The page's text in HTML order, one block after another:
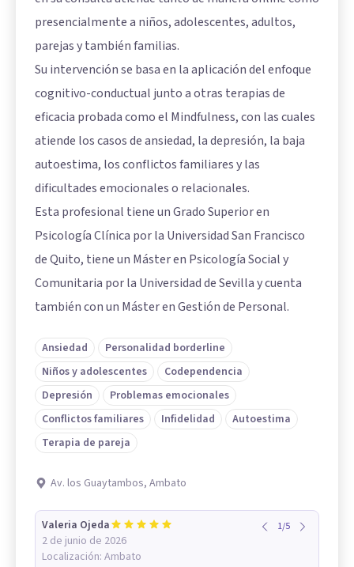
presencialmente a niños, adolescentes, adultos,
parejas y también familias.
Su intervención se basa en la aplicación del enfoque
cognitivo-conductual junto a otras terapias de
eficacia probada como el Mindfulness, con las cuales
atiende los casos de ansiedad, la depresión, la baja
autoestima, los conflictos familiares y las
dificultades emocionales o relacionales.
Esta profesional tiene un Grado Superior en
Psicología Clínica por la Universidad San Francisco
de Quito, tiene un Máster en Psicología Social y
Comunitaria por la Universidad de Sevilla y cuenta
también con un Máster en Gestión de Personal.
Ansiedad
Personalidad borderline
Niños y adolescentes
Codependencia
Depresión
Problemas emocionales
Conflictos familiares
Infidelidad
Autoestima
Terapia de pareja
Av. los Guaytambos, Ambato
Valeria Ojeda
2 de junio de 2026
Localización: Ambato
1/5